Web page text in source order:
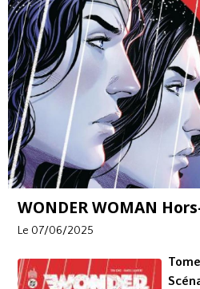
EAN/ISBN : 979-10-26824-59-6
Nombre de pages : 156
vides laissés par Bruce Wayne /
nouveaux personnages qui
veulent le bien de Gotham
Sphinx qui prétend être le
Savage à la tête de la police,
la Cour des Hiboux sans parler
nouveau justicier qui enflamme
WONDER WOMAN
Le 07/06/2025